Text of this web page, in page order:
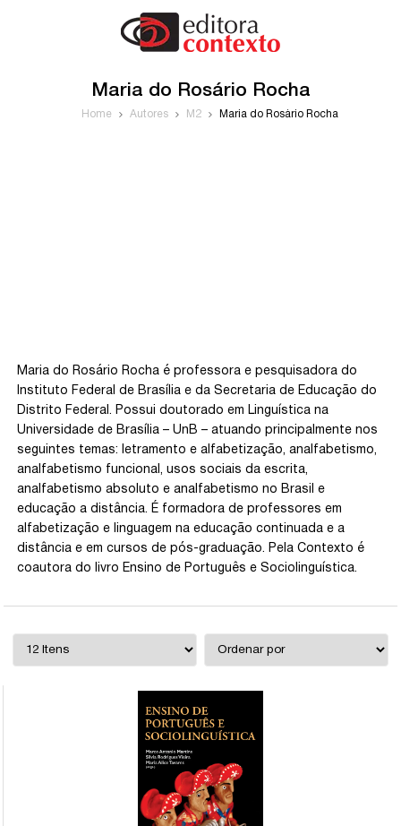
Maria do Rosário Rocha
Home Autores M2 Maria do Rosário Rocha
Maria do Rosário Rocha é professora e pesquisadora do
Instituto Federal de Brasília e da Secretaria de Educação do
Distrito Federal. Possui doutorado em Linguística na
Universidade de Brasília – UnB – atuando principalmente nos
seguintes temas: letramento e alfabetização, analfabetismo,
analfabetismo funcional, usos sociais da escrita,
analfabetismo absoluto e analfabetismo no Brasil e
educação a distância. É formadora de professores em
alfabetização e linguagem na educação continuada e a
distância e em cursos de pós-graduação. Pela Contexto é
coautora do livro Ensino de Português e Sociolinguística.